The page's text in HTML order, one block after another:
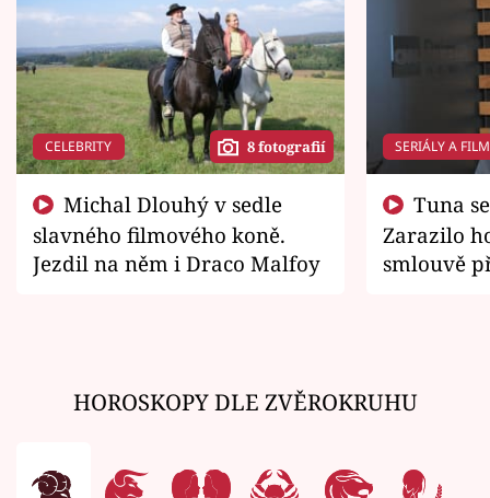
CELEBRITY 8 fotografií
slavného filmového koně.
Jezdil na něm i Draco Malfoy
SERIÁLY A
Zarazilo
smlouvě
HOROSKOPY DLE ZVĚROKRUHU